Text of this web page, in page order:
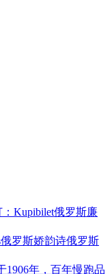
俄罗斯廉
娇韵诗俄罗斯